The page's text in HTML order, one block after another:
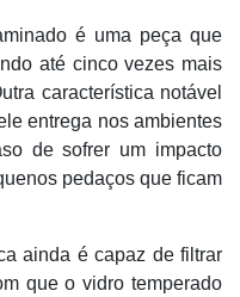
é uma peça que
até cinco vezes mais
característica notável
entrega nos ambientes
de sofrer um impacto
pedaços que ficam
ainda é capaz de filtrar
que o vidro temperado